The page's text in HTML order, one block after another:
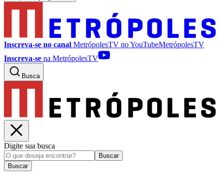
Inscreva-se no canal MetrópolesTV noYouTubeMetrópolesTV
Inscreva-se na MetrópolesTV
Busca
Digite sua busca
Buscar
Buscar